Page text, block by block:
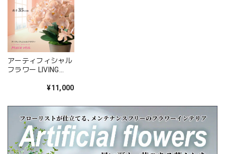
このたびは大切なご友人への贈り物に、当店の
お花をお選びいただき誠にありがとうございま
した。 また、ご友人にもお喜びいただけたとの
こと、そしてお送りしたアレンジメントを「立
派」とお褒めいただき、大変嬉しく拝見しまし
た。 配送についてもご満足いただけたようで何
よりです。 温かいお言葉を励みに、これからも
のご利用を心よりお待ちしております。 このた
心を伝える花 キモチ 「ありがとう ARIGATO」 6600
アーティフィシャル
フラワー LIVING
Veil” 「光をまとう
¥11,000